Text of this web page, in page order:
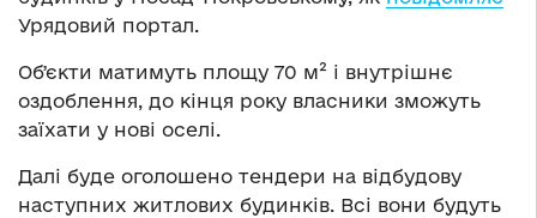
Урядовий портал.
Обʼєкти матимуть площу 70 м² і внутрішнє
оздоблення, до кінця року власники зможуть
заїхати у нові оселі.
Далі буде оголошено тендери на відбудову
наступних житлових будинків. Всі вони будуть